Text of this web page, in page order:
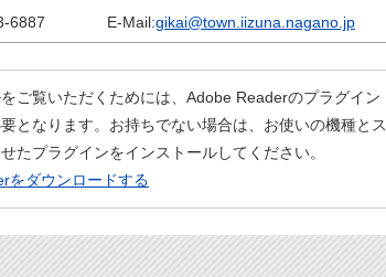
6887 E-Mail:gikai@town.iizuna.nagano.jp
ご覧いただくためには、Adobe Readerのプラグイン
要となります。お持ちでない場合は、お使いの機種とス
たプラグインをインストールしてください。
をダウンロードする